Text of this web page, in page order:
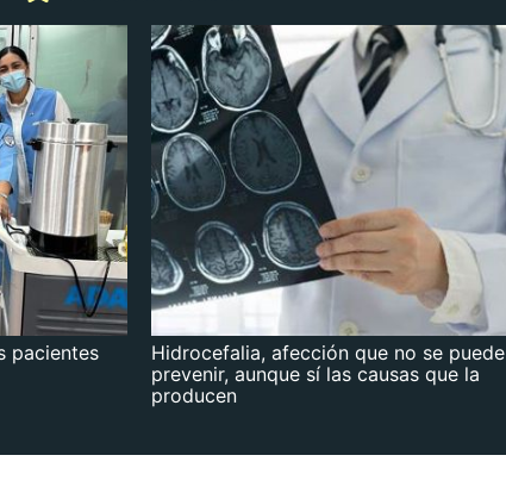
pacientes
Hidrocefalia, afección que no se puede
prevenir, aunque sí las causas que la
producen